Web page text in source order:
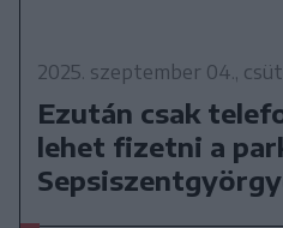
2025. szeptember 04.,
Ezután csak
lehet fizetni a